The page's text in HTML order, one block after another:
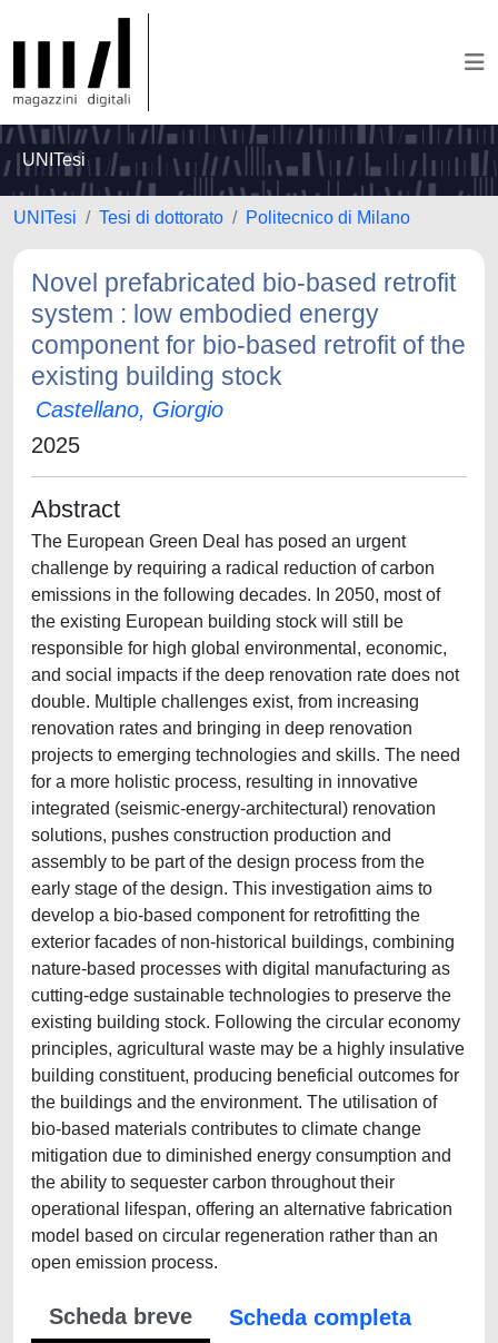
UNITesi
UNITesi Tesi di dottorato Politecnico di Milano
Novel prefabricated bio-based retrofit
system : low embodied energy
component for bio-based retrofit of the
existing building stock
Castellano, Giorgio
2025
Abstract
The European Green Deal has posed an urgent
challenge by requiring a radical reduction of carbon
emissions in the following decades. In 2050, most of
the existing European building stock will still be
responsible for high global environmental, economic,
and social impacts if the deep renovation rate does not
double. Multiple challenges exist, from increasing
renovation rates and bringing in deep renovation
projects to emerging technologies and skills. The need
for a more holistic process, resulting in innovative
integrated (seismic-energy-architectural) renovation
solutions, pushes construction production and
assembly to be part of the design process from the
early stage of the design. This investigation aims to
develop a bio-based component for retrofitting the
exterior facades of non-historical buildings, combining
nature-based processes with digital manufacturing as
cutting-edge sustainable technologies to preserve the
existing building stock. Following the circular economy
principles, agricultural waste may be a highly insulative
building constituent, producing beneficial outcomes for
the buildings and the environment. The utilisation of
bio-based materials contributes to climate change
mitigation due to diminished energy consumption and
the ability to sequester carbon throughout their
operational lifespan, offering an alternative fabrication
model based on circular regeneration rather than an
open emission process.
Scheda breve
Scheda completa